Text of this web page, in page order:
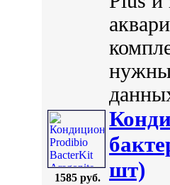
нужны
1585 руб.
шт)